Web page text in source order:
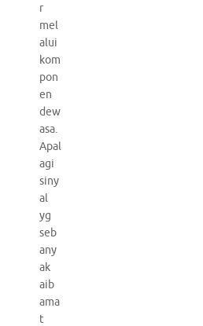
r
mel
alui
kom
pon
en
dew
asa.
Apal
agi
siny
al
yg
seb
any
ak
aib
ama
t